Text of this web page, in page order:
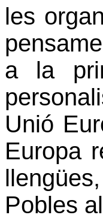
les
a la
Unió
Europa
Pobles